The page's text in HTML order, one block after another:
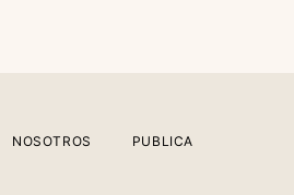
NOSOTROS PUBLICA